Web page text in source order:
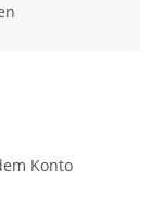
Konto